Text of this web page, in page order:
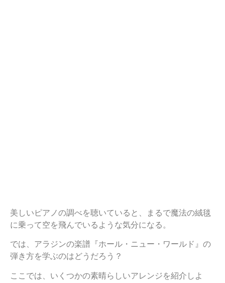
美しいピアノの調べを聴いていると、まるで魔法の絨毯
に乗って空を飛んでいるような気分になる。
では、アラジンの楽譜『ホール・ニュー・ワールド』の
弾き方を学ぶのはどうだろう？
ここでは、いくつかの素晴らしいアレンジを紹介しよ